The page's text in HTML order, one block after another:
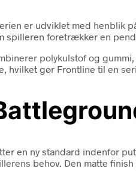
er udviklet med henblik
spilleren foretrækker en
polykulstof og
hvilket gør Frontline til en
en ny standard indenfor
behov. Den matte